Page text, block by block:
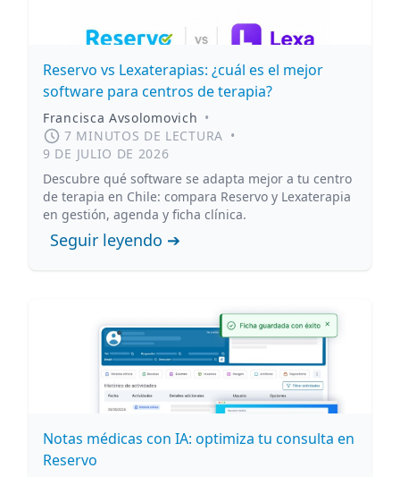
Reservo vs Lexaterapias: ¿cuál es el mejor
software para centros de terapia?
Francisca Avsolomovich •
7 MINUTOS DE LECTURA •
9 DE JULIO DE 2026
Descubre qué software se adapta mejor a tu centro
de terapia en Chile: compara Reservo y Lexaterapia
en gestión, agenda y ficha clínica.
Seguir leyendo ➔
Notas médicas con IA: optimiza tu consulta en
Reservo